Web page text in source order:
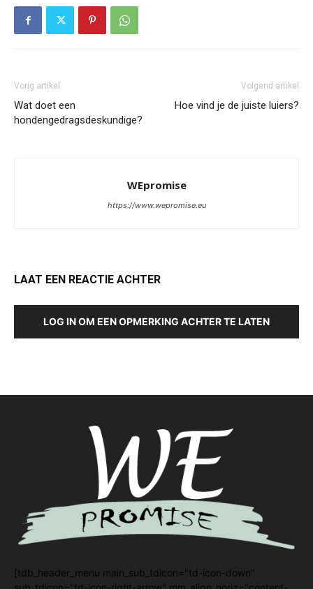
Vorig artikel
Wat doet een
hondengedragsdeskundige?
Volgend artikel
Hoe vind je de juiste luiers?
WEpromise
https://www.wepromise.eu
LAAT EEN REACTIE ACHTER
LOG IN OM EEN OPMERKING ACHTER TE LATEN
[tdb_header_menu main_sub_tdicon="td-icon-down"